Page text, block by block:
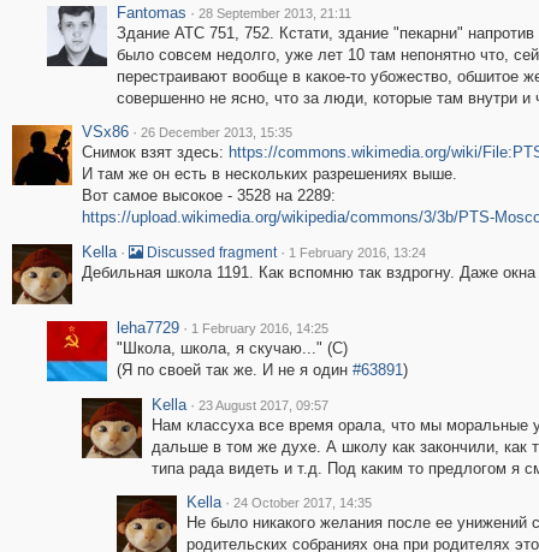
Fantomas · 28 September 2013, 21:11
Здание АТС 751, 752. Кстати, здание "пекарни" напротив
было совсем недолго, уже лет 10 там непонятно что,
перестраивают вообще в какое-то убожество, обшитое
совершенно не ясно, что за люди, которые там внутри
VSx86 · 26 December 2013, 15:35
Снимок взят здесь: https://commons.wikimedia.org/wiki/
И там же он есть в нескольких разрешениях выше.
Вот самое высокое - 3528 на 2289:
https://upload.wikimedia.org/wikipedia/commons/3/3b/PTS-
Kella · Discussed fragment · 1 February 2016, 13:24
Дебильная школа 1191. Как вспомню так вздрогну. Даже
leha7729 · 1 February 2016, 14:25
"Школа, школа, я скучаю..." (С)
(Я по своей так же. И не я один #63891)
Kella · 23 August 2017, 09:57
Нам классуха все время орала, что мы моральные
дальше в том же духе. А школу как закончили, как
типа рада видеть и т.д. Под каким то предлогом я
Kella · 24 October 2017, 14:35
Не было никакого желания после ее
родительских собраниях она при родителях